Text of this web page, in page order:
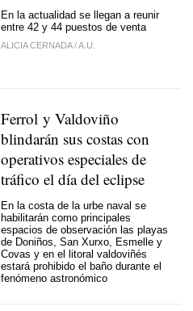
En la actualidad se llegan a reunir
entre 42 y 44 puestos de venta
ALICIA CERNADA/A.U.
Ferrol y Valdoviño
blindarán sus costas con
operativos especiales de
tráfico el día del eclipse
En la costa de la urbe naval se
habilitarán como principales
espacios de observación las playas
de Doniños, San Xurxo, Esmelle y
Covas y en el litoral valdoviñés
estará prohibido el baño durante el
fenómeno astronómico